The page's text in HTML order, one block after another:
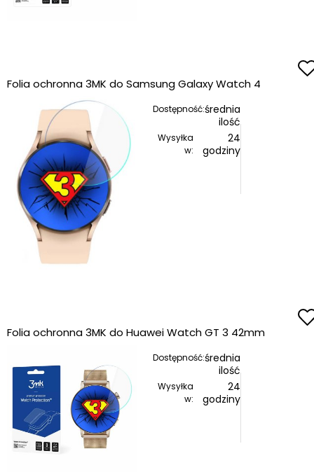
Folia ochronna 3MK do Samsung Galaxy Watch 4
Dostępność:średnia
ilość
Wysyłka
w:
24
godziny
Folia ochronna 3MK do Huawei Watch GT 3 42mm
Dostępność:średnia
ilość
Wysyłka
w:
24
godziny